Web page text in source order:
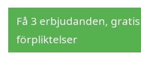
Få 3 erbjudanden,
förpliktelser